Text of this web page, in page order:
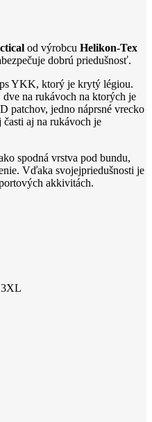
od výrobcu Helikon-Tex
dobrú priedušnosť.
YKK, ktorý je krytý légiou.
na rukávoch na ktorých je
patchov, jedno náprsné vrecko
aj na rukávoch je
spodná vrstva pod bundu,
Vďaka svojejpriedušnosti je
akkivitách.